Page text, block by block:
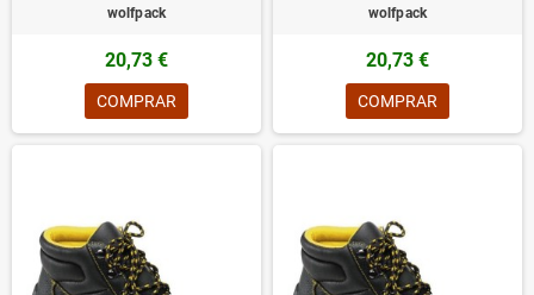
wolfpack
20,73 €
COMPRAR
wolfpack
20,73 €
COMPRAR